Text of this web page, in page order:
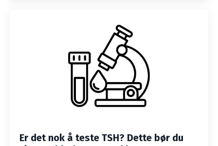
Er det nok å teste TSH? Dette bør du